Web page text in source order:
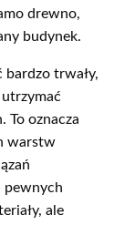
drewno,
budynek.
bardzo trwały,
To oznacza
warstw
pewnych
ale